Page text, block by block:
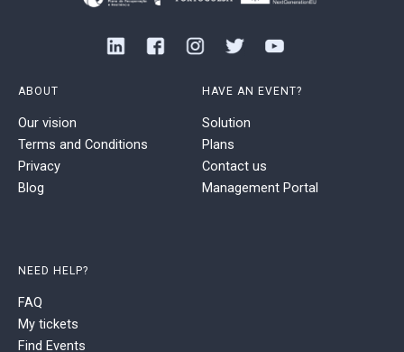
ABOUT
Our vision
Terms and Conditions
Privacy
Blog
HAVE AN EVENT?
Solution
Plans
Contact us
Management Portal
NEED HELP?
FAQ
My tickets
Find Events